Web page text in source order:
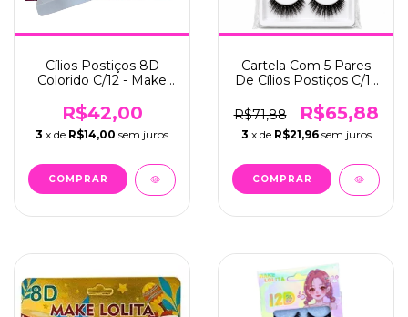
Cílios Postiços 8D
Colorido C/12 - Make
R$42,00
3 x de R$14,00 sem juros
Cartela Com 5 Pares
De Cílios Postiços C/12
R$71,88
R$65,88
3 x de R$21,96 sem juros